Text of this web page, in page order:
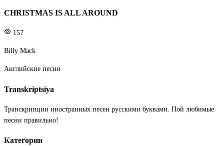
CHRISTMAS IS ALL AROUND
157
Billy Mack
Английские песни
Transkriptsiya
Транскрипции иностранных песен русскими буквами. Пой любимые
песни правильно!
Категории